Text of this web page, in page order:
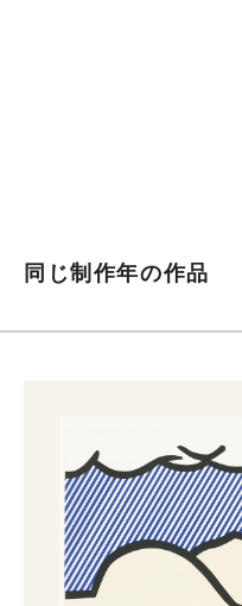
同じ制作年の作品